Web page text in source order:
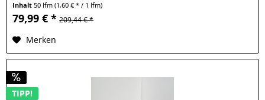
Inhalt50 lfm(1,60 € * / 1 lfm)
79,99 € * 209,44 € *
Merken
TIPP!